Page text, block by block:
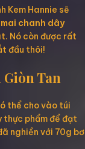
Kem Hannie sẽ
chanh dây
Nó còn được rất
đầu thôi!
Giòn Tan
thể cho vào túi
thực phẩm để đạt
nghiền với 70g bơ